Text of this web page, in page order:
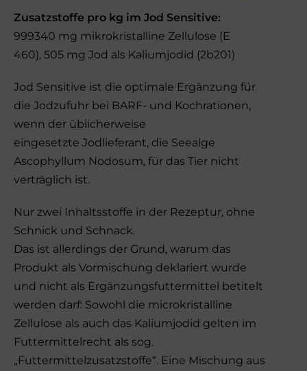
Zusatzstoffe pro kg im Jod Sensitive:
999340 mg mikrokristalline Zellulose (E
460), 505 mg Jod als Kaliumjodid (2b201)
Jod Sensitive ist die optimale Ergänzung für
die Jodzufuhr bei BARF- und Kochrationen,
wenn der üblicherweise
eingesetzte Jodlieferant, die Seealge
Ascophyllum Nodosum, für das Tier nicht
verträglich ist.
Nur zwei Inhaltsstoffe in der Rezeptur, ohne
Schnick und Schnack.
Das ist allerdings der Grund, warum das
Produkt als Vormischung deklariert wurde
und nicht als Ergänzungsfuttermittel betitelt
werden darf: Sowohl die microkristalline
Zellulose als auch das Kaliumjodid gelten im
Futtermittelrecht als sog.
„Futtermittelzusatzstoffe“. Eine Mischung aus